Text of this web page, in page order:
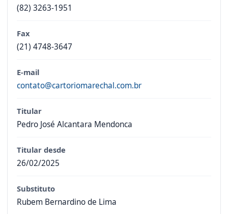
(82) 3263-1951
Fax
(21) 4748-3647
E-mail
contato@cartoriomarechal.com.br
Titular
Pedro José Alcantara Mendonca
Titular desde
26/02/2025
Substituto
Rubem Bernardino de Lima